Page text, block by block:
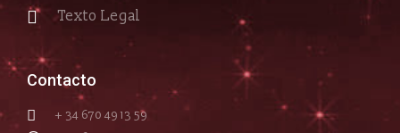
Texto Legal
Contacto
+ 34 670 49 13 59